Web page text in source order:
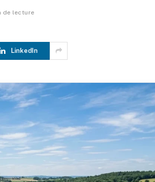
de lecture
LinkedIn